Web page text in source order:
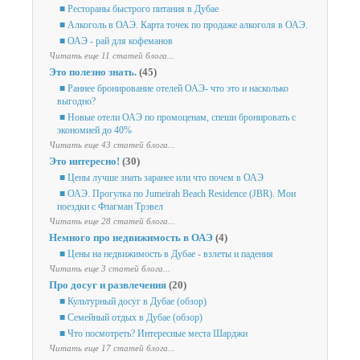
■ Рестораны быстрого питания в Дубае
■ Алкоголь в ОАЭ. Карта точек по продаже алкоголя в ОАЭ.
■ ОАЭ - рай для кофеманов
Читать еще 11 статей блога...
Это полезно знать. (45)
■ Раннее бронирование отелей ОАЭ- что это и насколько
выгодно?
■ Новые отели ОАЭ по промоценам, спеши бронировать с
экономией до 40%
Читать еще 43 статей блога...
Это интересно! (30)
■ Цены лучше знать заранее или что почем в ОАЭ
■ ОАЭ. Прогулка по Jumeirah Beach Residence (JBR). Мои
поездки с Флагман Трэвел
Читать еще 28 статей блога...
Немного про недвижимость в ОАЭ (4)
■ Цены на недвижимость в Дубае - взлеты и падения
Читать еще 3 статей блога...
Про досуг и развлечения (20)
■ Культурный досуг в Дубае (обзор)
■ Семейный отдых в Дубае (обзор)
■ Что посмотреть? Интересные места Шарджи
Читать еще 17 статей блога...